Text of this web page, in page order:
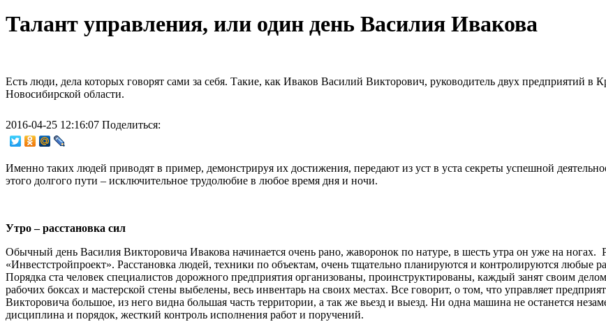
Талант управления, или один день Василия Ивакова
Есть люди, дела которых говорят сами за себя. Такие, как Иваков Василий Викторович, руководитель двух предприятий в
Новосибирской области.
2016-04-25 12:16:07 Поделиться:
Именно таких людей приводят в пример, демонстрируя их достижения, передают из уст в уста секреты успешной
этого долгого пути – исключительное трудолюбие в любое время дня и ночи.
Утро – расстановка сил
Обычный день Василия Викторовича Ивакова начинается очень рано, жаворонок по натуре, в шесть утра он уже на
«Инвестстройпроект». Расстановка людей, техники по объектам, очень тщательно планируются и контролируются любые
Порядка ста человек специалистов дорожного предприятия организованы, проинструктированы, каждый занят своим
рабочих боксах и мастерской стены выбелены, весь инвентарь на своих местах. Все говорит, о том, что управляет
Викторовича большое, из него видна большая часть территории, а так же вьезд и выезд. Ни одна машина не останется
дисциплина и порядок, жесткий контроль исполнения работ и поручений.